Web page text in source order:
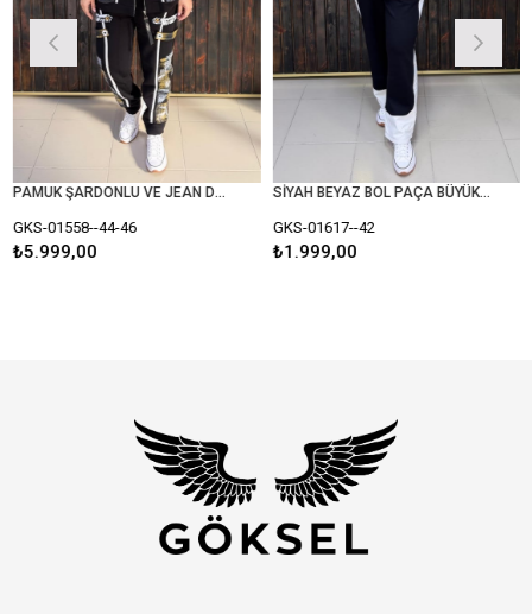
PAMUK ŞARDONLU VE JEAN DETAYLI BÜYÜK BEDEN TAKIM
01558--44-46
SİYAH BEYAZ BOL PAÇA BÜYÜK BEDEN TAKIM
GKS-01617--42
₺1.999,00